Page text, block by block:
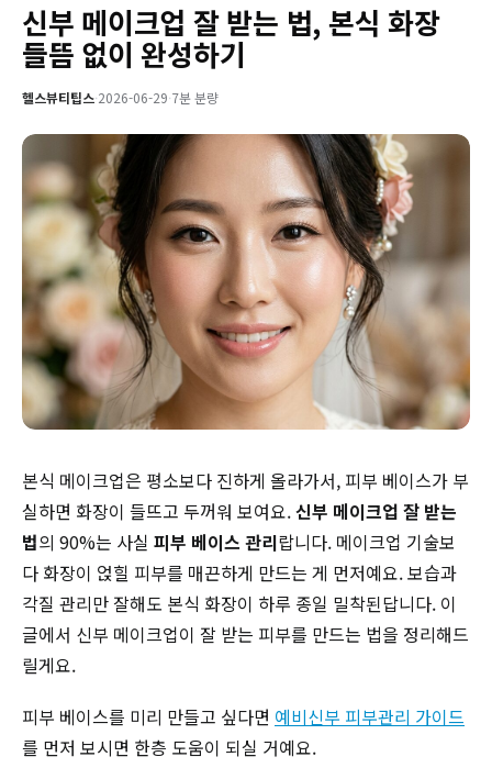
신부 메이크업 잘 받는 법, 본식 화장
들뜸 없이 완성하기
헬스뷰티팁스·2026-06-29·7분 분량
본식 메이크업은 평소보다 진하게 올라가서, 피부 베이스가 부
실하면 화장이 들뜨고 두꺼워 보여요.신부 메이크업 잘 받는
법의 90%는 사실 피부 베이스 관리랍니다. 메이크업 기술보
다 화장이 얹힐 피부를 매끈하게 만드는 게 먼저예요. 보습과
각질 관리만 잘해도 본식 화장이 하루 종일 밀착된답니다. 이
글에서 신부 메이크업이 잘 받는 피부를 만드는 법을 정리해드
릴게요.
피부 베이스를 미리 만들고 싶다면 예비신부 피부관리 가이드
를 먼저 보시면 한층 도움이 되실 거예요.